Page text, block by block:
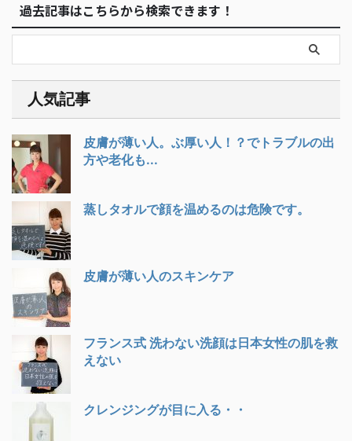
過去記事はこちらから検索できます！
人気記事
皮膚が薄い人。ぶ厚い人！？でトラブルの出
方や老化も...
蒸しタオルで顔を温めるのは危険です。
皮膚が薄い人のスキンケア
フランス式 洗わない洗顔は日本女性の肌を救
えない
クレンジングが目に入る・・